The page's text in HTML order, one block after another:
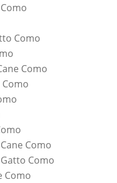
Como
Como
Como
Como
Como